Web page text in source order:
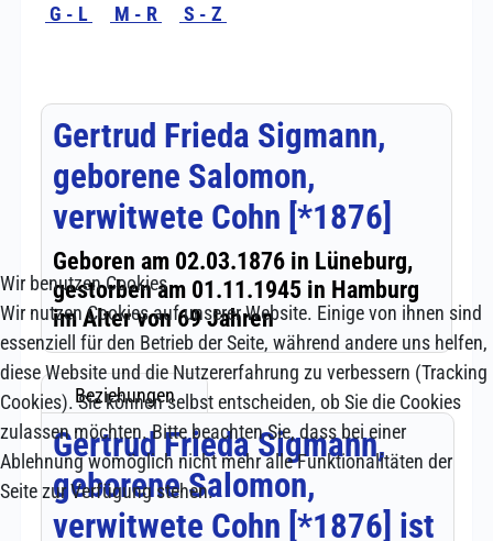
Wir benutzen Cookies
Wir nutzen Cookies auf unserer Website. Einige von ihnen sind
essenziell für den Betrieb der Seite, während andere uns helfen,
diese Website und die Nutzererfahrung zu verbessern (Tracking
Cookies). Sie können selbst entscheiden, ob Sie die Cookies
zulassen möchten. Bitte beachten Sie, dass bei einer
Ablehnung womöglich nicht mehr alle Funktionalitäten der
Seite zur Verfügung stehen.